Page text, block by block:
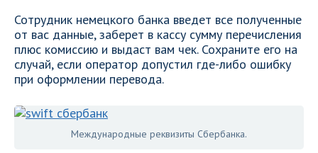
Сотрудник немецкого банка введет все полученные
от вас данные, заберет в кассу сумму перечисления
плюс комиссию и выдаст вам чек. Сохраните его на
случай, если оператор допустил где-либо ошибку
при оформлении перевода.
Международные реквизиты Сбербанка.